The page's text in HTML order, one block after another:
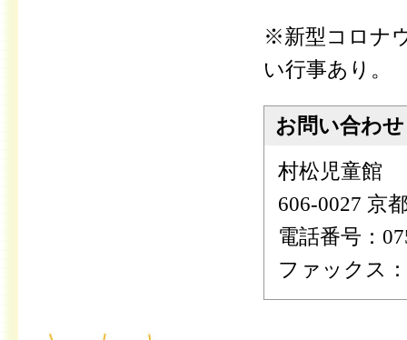
※新型コロナ
い行事あり。
お問い合わせ
村松児童館
606-0027 京
電話番号：
ファックス